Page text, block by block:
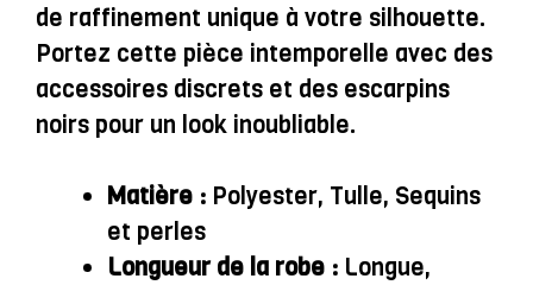
de raffinement unique à votre silhouette.
Portez cette pièce intemporelle avec des
accessoires discrets et des escarpins
noirs pour un look inoubliable.
Matière : Polyester, Tulle, Sequins
et perles
Longueur de la robe : Longue,